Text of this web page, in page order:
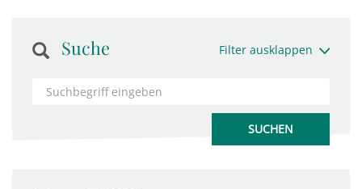
Suche Filter ausklappen